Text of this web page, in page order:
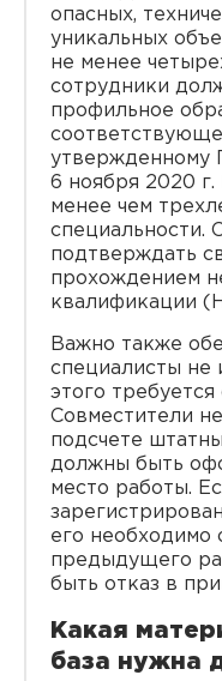
опасных,
уникальных
не менее
сотрудники
профильное
утвержденному
6 ноября 2020
менее чем
специальности.
подтверждать
прохождением
квалификации
Важно также
специалисты не
этого
Совместители
подсчете
должны быть
место работы.
его необходимо
предыдущего
быть отказ в
Какая
база нужна